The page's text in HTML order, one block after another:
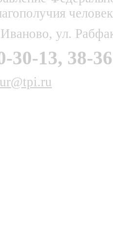
ул.
30-13, 38-